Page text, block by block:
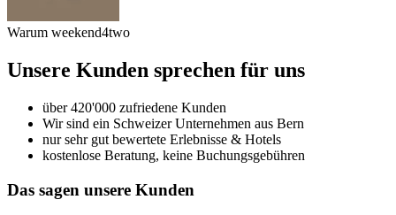
Warum weekend4two
Unsere Kunden sprechen für uns
über 420'000 zufriedene Kunden
Wir sind ein Schweizer Unternehmen aus Bern
nur sehr gut bewertete Erlebnisse & Hotels
kostenlose Beratung, keine Buchungsgebühren
Das sagen unsere Kunden